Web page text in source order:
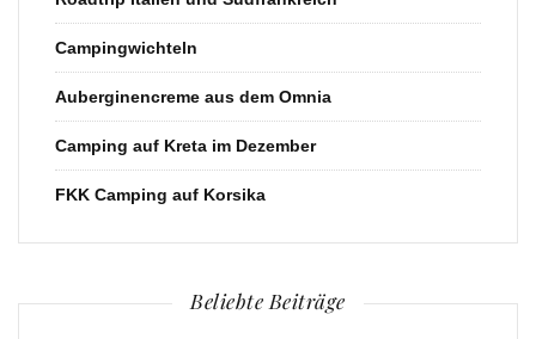
Campingwichteln
Auberginencreme aus dem Omnia
Camping auf Kreta im Dezember
FKK Camping auf Korsika
Beliebte Beiträge